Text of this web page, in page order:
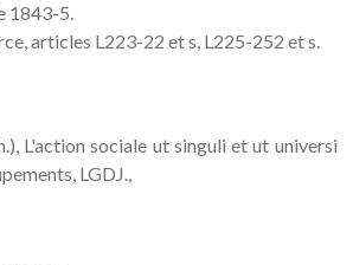
1843-5.
articles L223-22 et s, L225-252 et s.
L'action sociale ut singuli et ut universi
LGDJ.,